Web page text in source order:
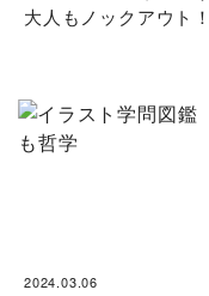
大人もノックアウト！
2024.03.06